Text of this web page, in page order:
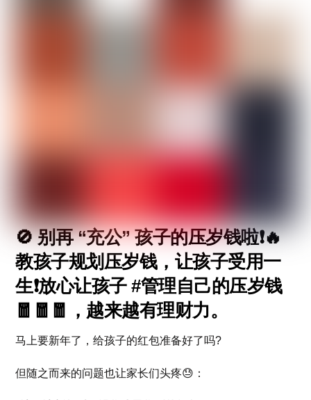
🚫 别再 “充公” 孩子的压岁钱啦❗🔥
教孩子规划压岁钱，让孩子受用一
生❗放心让孩子 #管理自己的压岁钱
🧧🧧🧧，越来越有理财力。
马上要新年了，给孩子的红包准备好了吗?
但随之而来的问题也让家长们头疼😓：